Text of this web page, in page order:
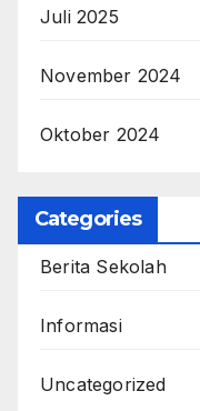
Juli 2025
November 2024
Oktober 2024
Categories
Berita Sekolah
Informasi
Uncategorized